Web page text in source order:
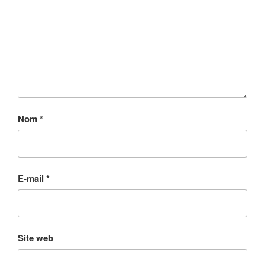
Nom*
E-mail *
Site web